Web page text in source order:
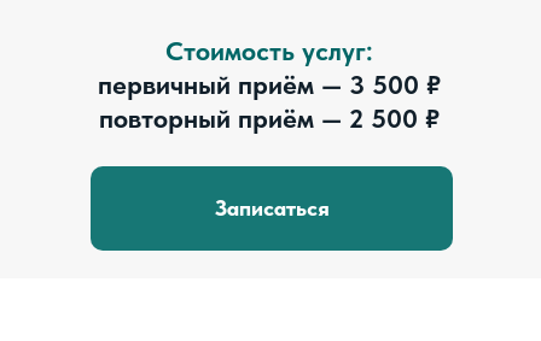
Записаться
Стоимость услуг:
первичный приём — 3 500 ₽
повторный приём — 2 500 ₽